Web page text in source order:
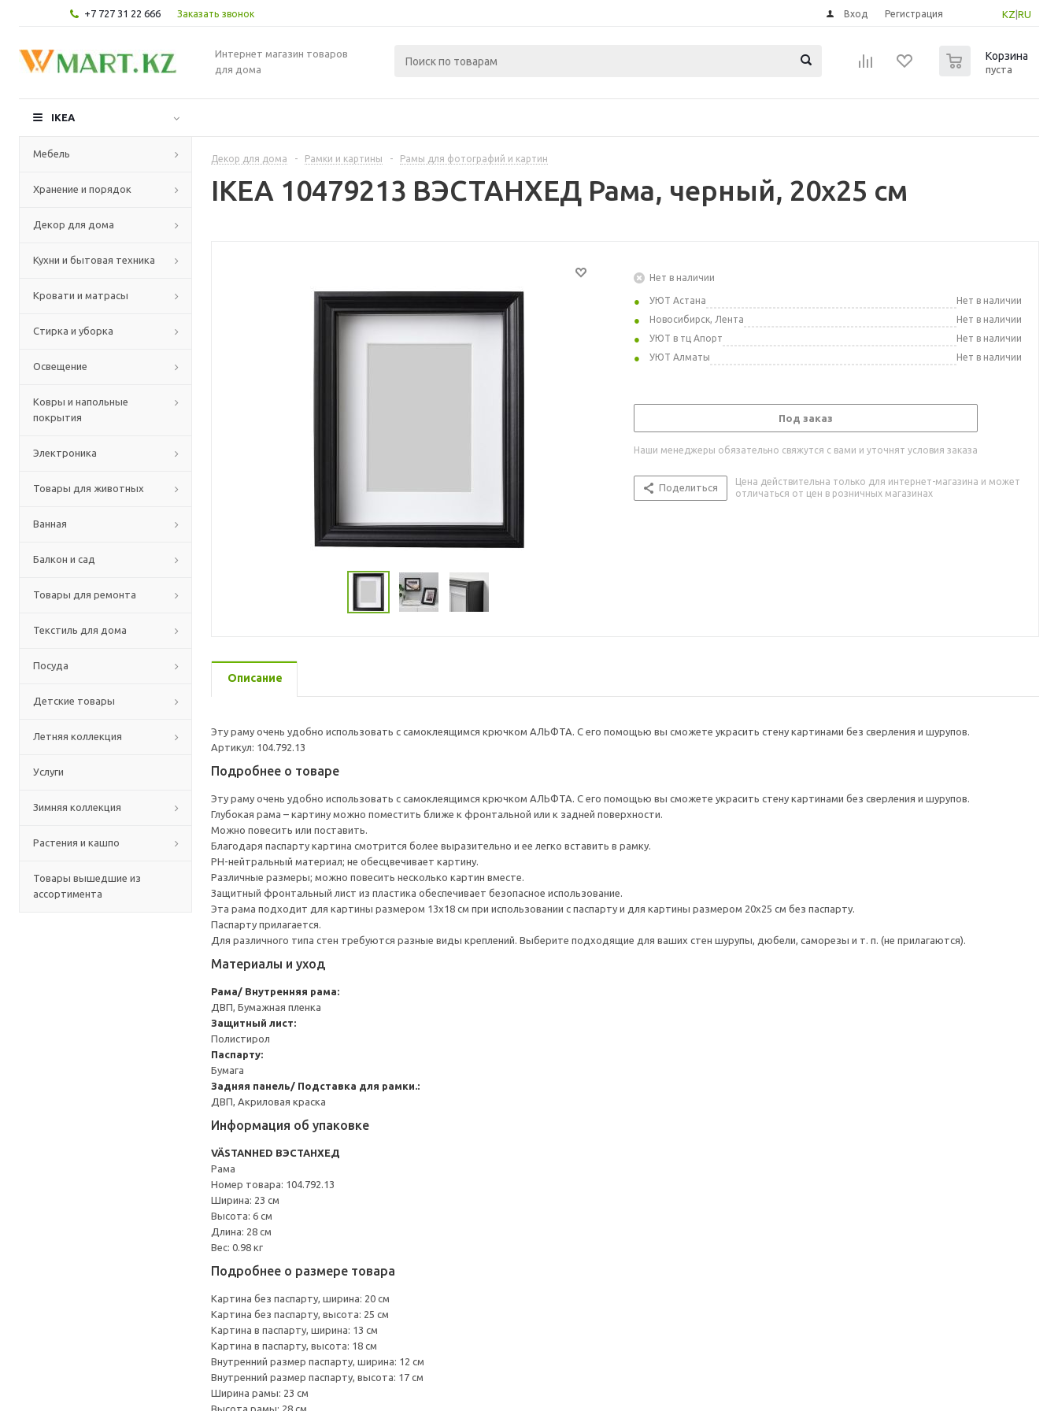
+7 727 31 22 666 Заказать звонок KZ RU
Вход Регистрация
Интернет магазин товаров
для дома
Корзина
пуста
IKEA
Мебель
Хранение и порядок
Декор для дома
Кухни и бытовая техника
Кровати и матрасы
Стирка и уборка
Освещение
Ковры и напольные
покрытия
Электроника
Товары для животных
Ванная
Балкон и сад
Товары для ремонта
Текстиль для дома
Посуда
Детские товары
Летняя коллекция
Услуги
Зимняя коллекция
Растения и кашпо
Товары вышедшие из
ассортимента
Декор для дома - Рамки и картины - Рамы для фотографий и картин
IKEA 10479213 ВЭСТАНХЕД Рама, черный, 20x25 см
Нет в наличии
УЮТ Астана
Нет в наличии
Новосибирск, Лента
Нет в наличии
УЮТ в тц Апорт
Нет в наличии
УЮТ Алматы
Нет в наличии
Под заказ
Наши менеджеры обязательно свяжутся с вами и уточнят условия заказа
Поделиться
Цена действительна только для интернет-магазина и может
отличаться от цен в розничных магазинах
Описание
Эту раму очень удобно использовать с самоклеящимся крючком АЛЬФТА. С его помощью вы сможете украсить стену картинами без сверления и шурупов.
Артикул: 104.792.13
Подробнее о товаре
Эту раму очень удобно использовать с самоклеящимся крючком АЛЬФТА. С его помощью вы сможете украсить стену картинами без сверления и шурупов.
Глубокая рама – картину можно поместить ближе к фронтальной или к задней поверхности.
Можно повесить или поставить.
Благодаря паспарту картина смотрится более выразительно и ее легко вставить в рамку.
PH-нейтральный материал; не обесцвечивает картину.
Различные размеры; можно повесить несколько картин вместе.
Защитный фронтальный лист из пластика обеспечивает безопасное использование.
Эта рама подходит для картины размером 13х18 см при использовании с паспарту и для картины размером 20х25 см без паспарту.
Паспарту прилагается.
Для различного типа стен требуются разные виды креплений. Выберите подходящие для ваших стен шурупы, дюбели, саморезы и т. п. (не прилагаются).
Материалы и уход
Рама/ Внутренняя рама:
ДВП, Бумажная пленка
Защитный лист:
Полистирол
Паспарту:
Бумага
Задняя панель/ Подставка для рамки.:
ДВП, Акриловая краска
Информация об упаковке
VÄSTANHED ВЭСТАНХЕД
Рама
Номер товара: 104.792.13
Ширина: 23 см
Высота: 6 см
Длина: 28 см
Вес: 0.98 кг
Подробнее о размере товара
Картина без паспарту, ширина: 20 см
Картина без паспарту, высота: 25 см
Картина в паспарту, ширина: 13 см
Картина в паспарту, высота: 18 см
Внутренний размер паспарту, ширина: 12 см
Внутренний размер паспарту, высота: 17 см
Ширина рамы: 23 см
Высота рамы: 28 см